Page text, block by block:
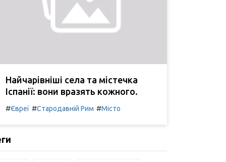
Найчарівніші села та містечка
Іспанії: вони вразять кожного.
#Євреї #Стародавній Рим #Місто